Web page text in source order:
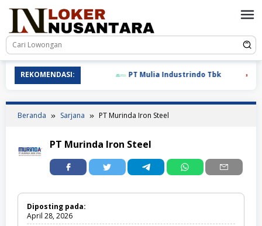
REKOMENDASI: PT Mulia Industrindo Tbk PT
Beranda Sarjana PT Murinda Iron Steel
PT Murinda Iron Steel
Diposting pada:
April 28, 2026